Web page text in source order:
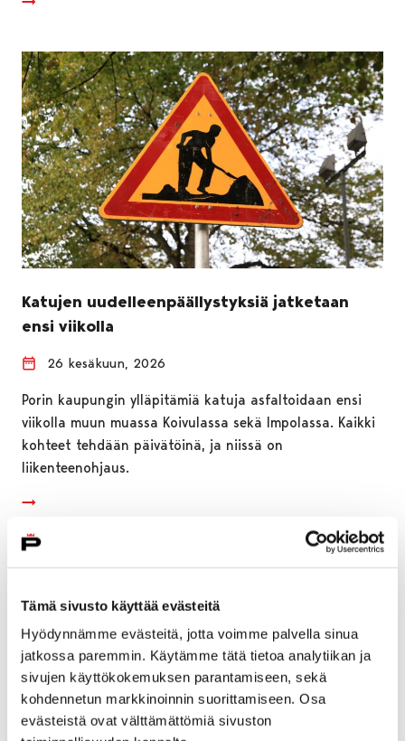
Tämä sivusto käyttää evästeitä
Hyödynnämme evästeitä, jotta voimme palvella sinua
jatkossa paremmin. Käytämme tätä tietoa analytiikan ja
sivujen käyttökokemuksen parantamiseen, sekä
kohdennetun markkinoinnin suorittamiseen. Osa
evästeistä ovat välttämättömiä sivuston
Katujen uudelleenpäällystyksiä jatketaan
ensi viikolla
26 kesäkuun, 2026
Porin kaupungin ylläpitämiä katuja asfaltoidaan ensi
viikolla muun muassa Koivulassa sekä Impolassa. Kaikki
kohteet tehdään päivätöinä, ja niissä on
liikenteenohjaus.